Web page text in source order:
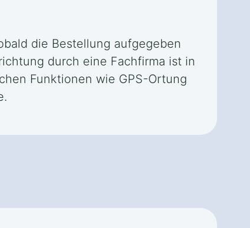
die Bestellung aufgegeben
durch eine Fachfirma ist in
Funktionen wie GPS-Ortung